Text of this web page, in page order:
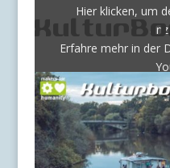
YouTube
anzeigen
Hier klicken, um
Erfahre mehr in der
Inhalt von
„Grußwort Deniz